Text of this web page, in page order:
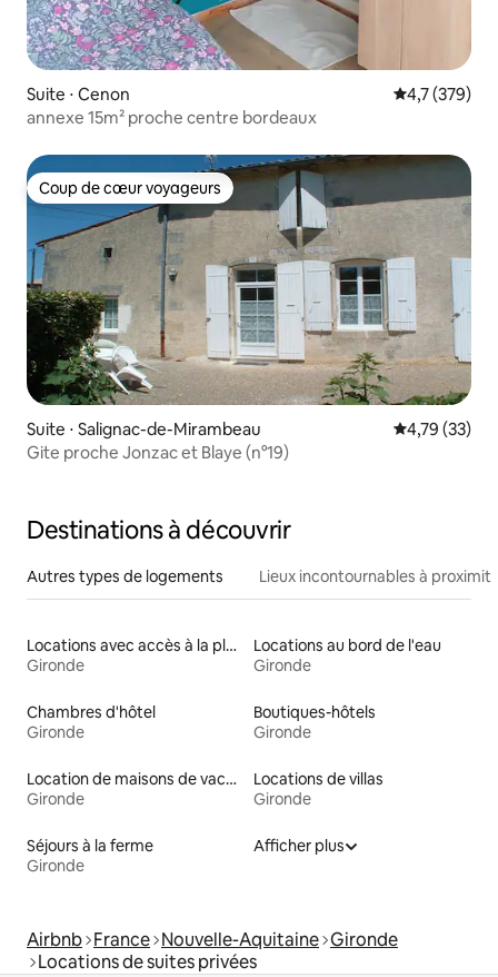
Suite ⋅ Cenon Évaluation
4,7 (379)
annexe 15m² proche centre bordeaux
Coup de cœur voyageurs
Coup de cœur voyageurs
Suite ⋅ Salignac-de-Mirambeau Évaluation
4,79 (33)
Gite proche Jonzac et Blaye (n°19)
Destinations à découvrir
Autres types de logements Lieux incontournables à
Locations avec accès à la plage
Gironde
Locations au bord de l'eau
Gironde
Chambres d'hôtel
Gironde
Boutiques-hôtels
Gironde
Location de maisons de vacances
Gironde
Locations de villas
Gironde
Séjours à la ferme
Gironde
Afficher plus
Airbnb France Nouvelle-Aquitaine Gironde
Locations de suites privées